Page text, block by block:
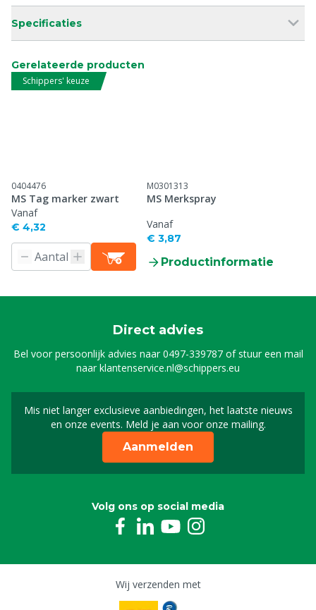
Specificaties
Gerelateerde producten
Schippers' keuze
0404476
MS Tag marker zwart
Vanaf
€ 4,32
M0301313
MS Merkspray
Vanaf
€ 3,87
Productinformatie
Direct advies
Bel voor persoonlijk advies naar0497-339787of stuur een mail
naarklantenservice.nl@schippers.eu
Mis niet langer exclusieve aanbiedingen, het laatste nieuws
en onze events. Meld je aan voor onze mailing.
Schrijf je in voor onze
Aanmelden
Volg ons op social media
Wij verzenden met